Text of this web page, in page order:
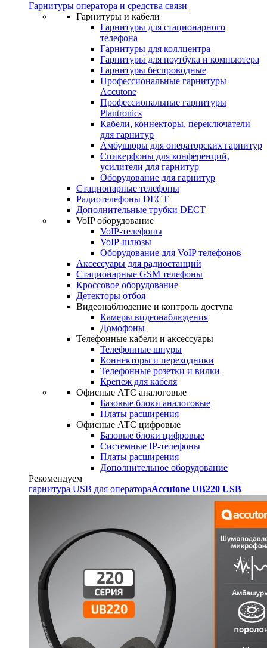
Гарнитуры оператора и средства связи
Гарнитуры и кабели
Гарнитуры для стационарного
телефона
Гарнитуры для коллцентра
Гарнитуры для ноутбука и компьютера
Гарнитуры беспроводные
Профессиональные гарнитуры
Accutone
Профессиональные гарнитуры
Plantronics
Кабели, коннекторы, переключатели
для гарнитур
Амбушюры для операторских гарнитур
Cпикерфоны для конференций,
усилители для гарнитур
Оборудование для гарнитур
Стационарные телефоны
Радиотелефоны DECT
Дополнительные трубки DECT
VoIP оборудование
VoIP-телефоны
VoIP-шлюзы
Оборудование для VoIP телефонов
Аксессуары для радиостанций
Стационарные GSM телефоны
Кроссовое оборудование
Детекторы отбоя
Видеонаблюдение и контроль доступа
Камеры видеонаблюдения
Домофоны
Телефонные кабели и аксессуары
Телефонные шнуры
Коннекторы и переходники
Телефонные розетки и вилки
Крепеж для кабеля
Офисные АТС аналоговые
Базовые блоки аналоговые
Платы расширения
Офисные АТС цифровые
Базовые блоки цифровые
Системные IP-телефоны
Платы расширения
Дополнительное оборудование
Рекомендуем
гарнитура USB для оператораAccutone UB220 USB